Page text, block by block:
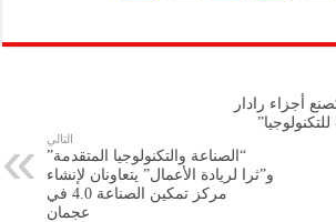
nt
at
A
p
p
gr
ai
ar
أجزاء رادار
التالي
“الصناعة والتكنولوجيا المتقدمة”
و”ثرا لريادة الأعمال” يتعاونان لإنشاء
مركز تمكين الصناعة 4.0 في
عجمان